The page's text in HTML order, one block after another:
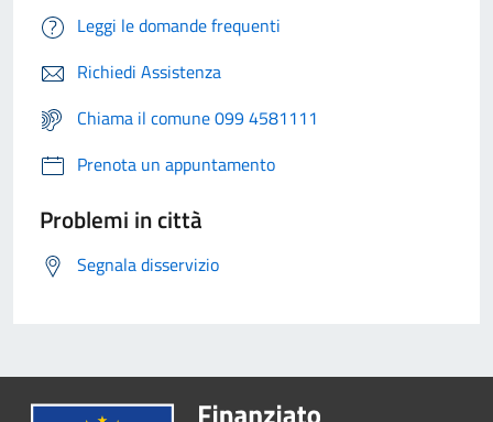
Leggi le domande frequenti
Richiedi Assistenza
Chiama il comune 099 4581111
Prenota un appuntamento
Problemi in città
Segnala disservizio